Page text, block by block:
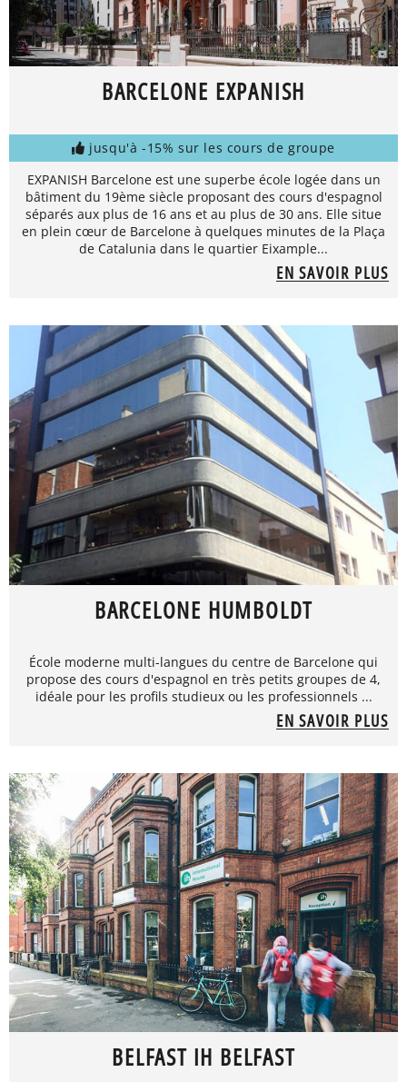
BARCELONE EXPANISH
jusqu'à -15% sur les cours de groupe
EXPANISH Barcelone est une superbe école logée dans un
bâtiment du 19ème siècle proposant des cours d'espagnol
séparés aux plus de 16 ans et au plus de 30 ans. Elle situe
en plein cœur de Barcelone à quelques minutes de la Plaça
de Catalunia dans le quartier Eixample...
EN SAVOIR PLUS
BARCELONE HUMBOLDT
École moderne multi-langues du centre de Barcelone qui
propose des cours d'espagnol en très petits groupes de 4,
idéale pour les profils studieux ou les professionnels ...
EN SAVOIR PLUS
BELFAST IH BELFAST